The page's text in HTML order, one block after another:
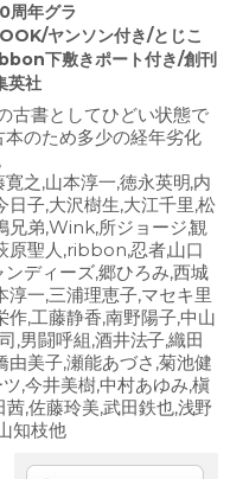
周年グラ
ヤンソン付き/とじこ
下敷きポート付き/創刊
英社
古書としてひどい状態で
のため多少の経年劣化
之,山本淳一,徳永英明,内
日子,大沢樹生,大江千里,松
兄弟,Wink,所ジョージ,観
原聖人,ribbon,忍者,山口
ディーズ,郷ひろみ,西城
淳一,三浦理恵子,マセキ里
作,工藤静香,南野陽子,中山
,男闘呼組,酒井法子,織田
由美子,瀬能あづさ,菊池健
,今井美樹,中村あゆみ,槇
,佐藤玲美,武田鉄也,浅野
知枝他